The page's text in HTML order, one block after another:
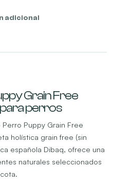
adicional
Grain Free
perros
Puppy Grain Free
holística grain free (sin
española Dibaq, ofrece una
naturales seleccionados